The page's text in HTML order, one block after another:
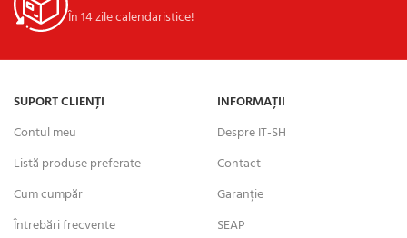
În 14 zile calendaristice!
SUPORT CLIENȚI
Contul meu
Listă produse preferate
Cum cumpăr
Întrebări frecvente
INFORMAȚII
Despre IT-SH
Contact
Garanție
SEAP